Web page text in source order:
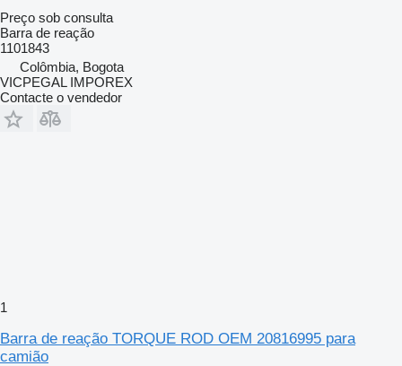
Preço sob consulta
Barra de reação
1101843
Colômbia, Bogota
VICPEGAL IMPOREX
Contacte o vendedor
1
Barra de reação TORQUE ROD OEM 20816995 para
camião